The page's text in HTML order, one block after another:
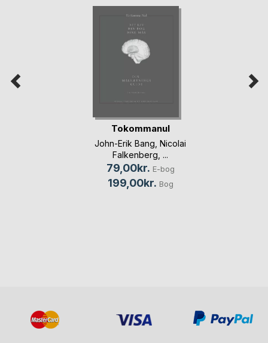
Tokommanul
John-Erik Bang Nicolai
Falkenberg , ...
79,00kr. E-bog
199,00kr. Bog